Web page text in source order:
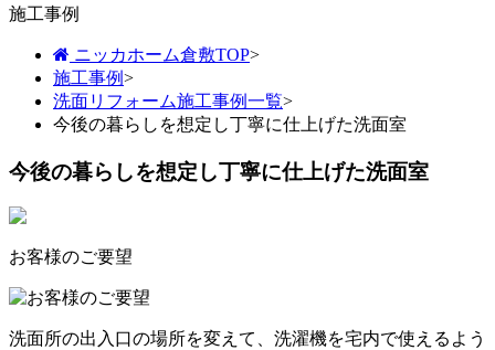
施工事例
ニッカホーム倉敷TOP>
施工事例>
洗面リフォーム施工事例一覧>
今後の暮らしを想定し丁寧に仕上げた洗面室
今後の暮らしを想定し丁寧に仕上げた洗面室
お客様のご要望
洗面所の出入口の場所を変えて、洗濯機を宅内で使えるよう